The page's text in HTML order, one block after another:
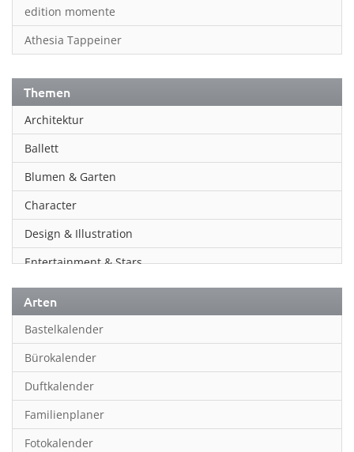
edition momente
Athesia Tappeiner
Themen
Architektur
Ballett
Blumen & Garten
Character
Design & Illustration
Entertainment & Stars
Erotik
Essen & Trinken
Familienplaner
Fantasy
Film
Fotokunst
Arten
Bastelkalender
Bürokalender
Duftkalender
Familienplaner
Fotokalender